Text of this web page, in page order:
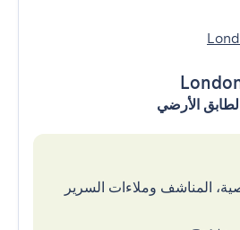
المناشف وملاءات السرير